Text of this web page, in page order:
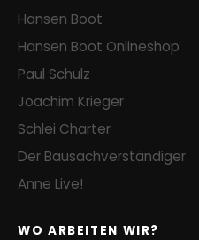
Hansen Boot
Hansen Boot Onlineshop
Paul Schulz
Joachim Krieger
Schlei Charter
Der Bausachverständiger
Anne Live!
WO ARBEITEN WIR?